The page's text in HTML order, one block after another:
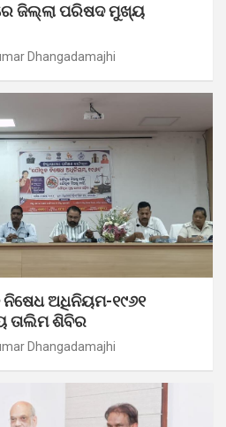
ଜିଲ୍ଲା ପରିଷଦ ମୁଖ୍ୟ
Dhangadamajhi
ଅଧିନିୟମ-୧୯୬୧
ତାଲିମ ଶିବିର
Dhangadamajhi